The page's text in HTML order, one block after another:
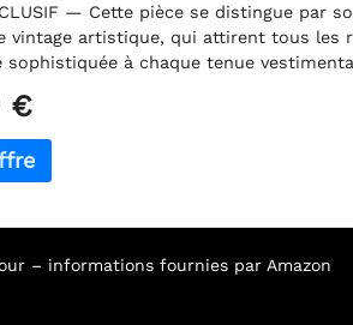
— Cette pièce se distingue par
vintage artistique, qui attirent tous les
sophistiquée à chaque tenue
suffisamment de place pour vos
le transport de documents au format
TOTALE — Équipé de
réglable et amovible, ce modèle se
principal spacieux, une poche zippée
€
– informations fournies par Amazon